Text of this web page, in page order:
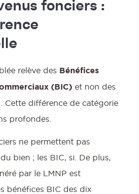
fonciers :
relève des Bénéfices
(BIC) et non des
Cette différence de catégorie
profondes.
ne permettent pas
bien ; les BIC, si. De plus,
par le LMNP est
bénéfices BIC des dix